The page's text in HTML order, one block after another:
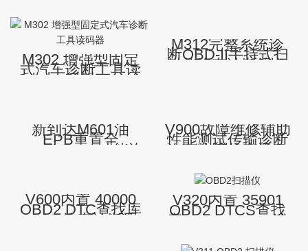
Obd2扫描仪
M302 增强型固定
式汽车诊断工具读
码器
M312完整系统诊
断OBD-II手持式扫
描仪汽车诊断设备
新到达M601油
EPB重置全
OBD/EOBD功能汽
1996
V900故障维修辅助
性能测试传输诊断
汽车故障检查设备
V600内置 40000
OBD2 DTC查找库
OBD2汽车诊断手
V320内置 35901
OBD2 DTCS查找
库OBD2 OBD-II诊
代码读取器